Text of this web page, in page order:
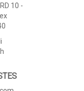
10 -